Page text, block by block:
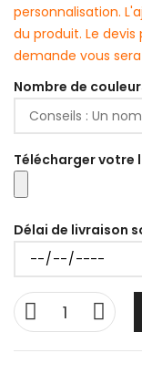
personnalisation.
du produit. Le
demande vous
Nombre de
Télécharger votre
Délai de livraison